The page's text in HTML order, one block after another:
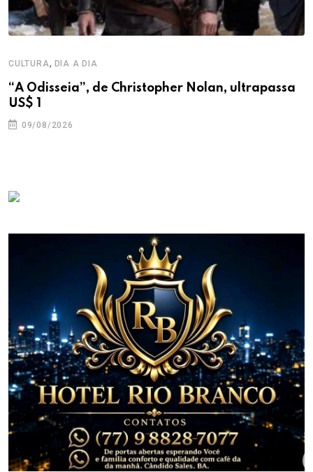
CULTURA, DIA A DIA
“A Odisseia”, de Christopher Nolan, ultrapassa
US$ 1
09/08/2026